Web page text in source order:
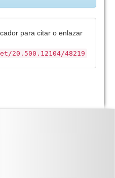
para citar o enlazar
20.500.12104/48219